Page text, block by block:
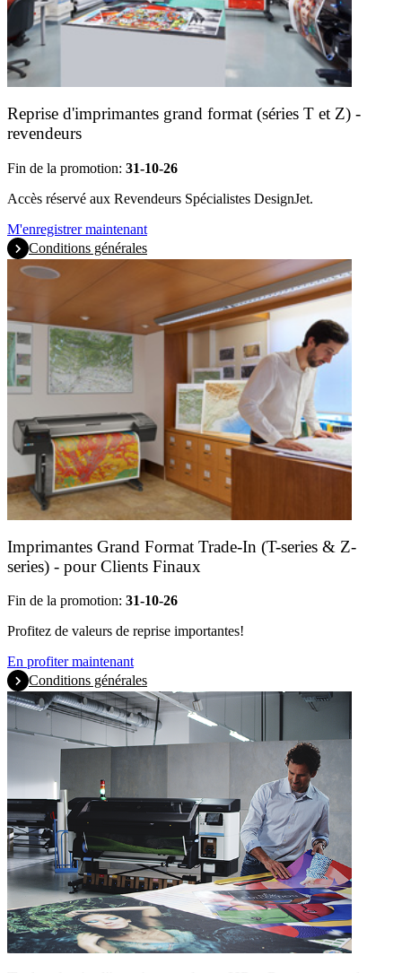
Reprise d'imprimantes grand format (séries T et Z) -
revendeurs
Fin de la promotion: 31-10-26
Accès réservé aux Revendeurs Spécialistes DesignJet.
M'enregistrer maintenant
Conditions générales
Imprimantes Grand Format Trade-In (T-series & Z-
series) - pour Clients Finaux
Fin de la promotion: 31-10-26
Profitez de valeurs de reprise importantes!
En profiter maintenant
Conditions générales